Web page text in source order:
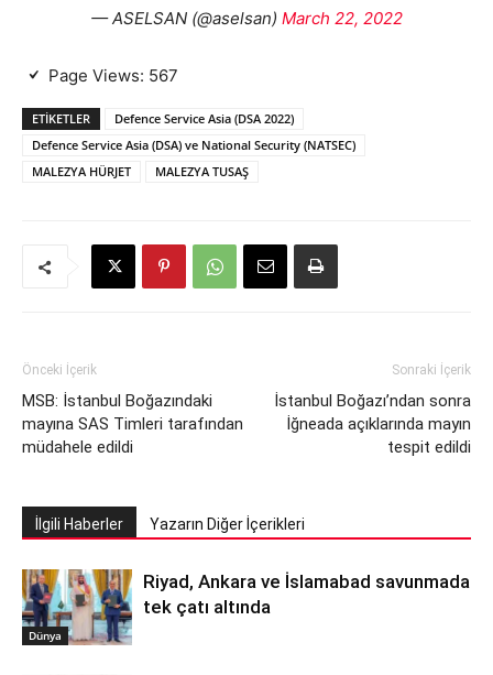
— ASELSAN (@aselsan) March 22, 2022
Page Views: 567
ETIKETLER
Defence Service Asia (DSA 2022)
Defence Service Asia (DSA) ve National Security (NATSEC)
MALEZYA HÜRJET
MALEZYA TUSAŞ
Önceki İçerik
MSB: İstanbul Boğazındaki
mayına SAS Timleri tarafından
müdahele edildi
Sonraki İçerik
İstanbul Boğazı’ndan sonra
İğneada açıklarında mayın
tespit edildi
İlgili Haberler Yazarın Diğer İçerikleri
Dünya
Riyad, Ankara ve İslamabad savunmada
tek çatı altında